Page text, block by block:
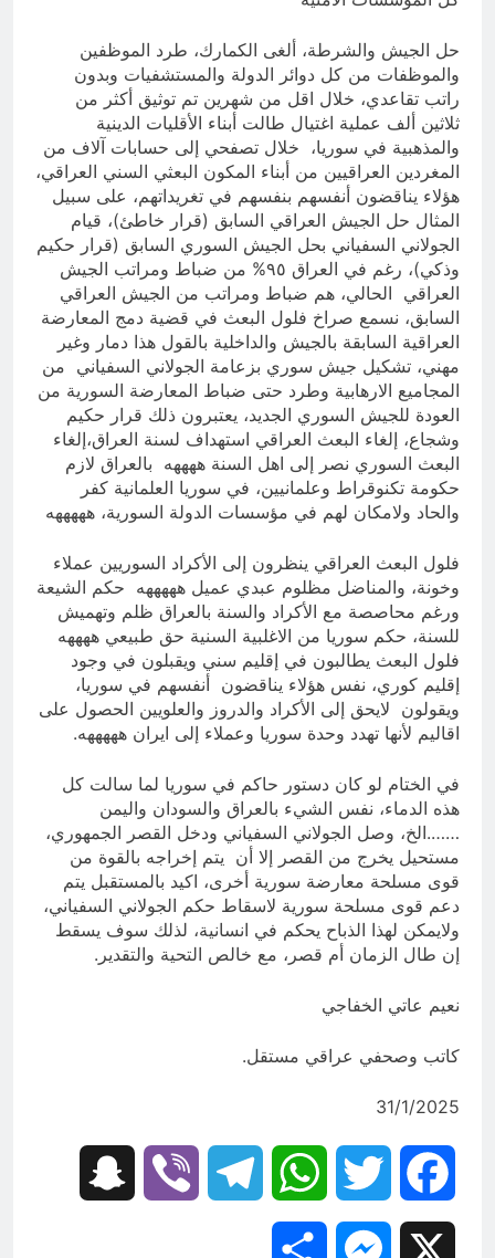
حل الجيش والشرطة، ألغى الكمارك، طرد الموظفين
والموظفات من كل دوائر الدولة والمستشفيات وبدون
راتب تقاعدي، خلال اقل من شهرين تم توثيق أكثر من
ثلاثين ألف عملية اغتيال طالت أبناء الأقليات الدينية
والمذهبية في سوريا، خلال تصفحي إلى حسابات آلاف من
المغردين العراقيين من أبناء المكون البعثي السني العراقي،
هؤلاء يناقضون أنفسهم بنفسهم في تغريداتهم، على سبيل
المثال حل الجيش العراقي السابق (قرار خاطئ)، قيام
الجولاني السفياني بحل الجيش السوري السابق (قرار حكيم
وذكي)، رغم في العراق ٩٥% من ضباط ومراتب الجيش
العراقي الحالي، هم ضباط ومراتب من الجيش العراقي
السابق، نسمع صراخ فلول البعث في قضية دمج المعارضة
العراقية السابقة بالجيش والداخلية بالقول هذا دمار وغير
مهني، تشكيل جيش سوري بزعامة الجولاني السفياني من
المجاميع الارهابية وطرد حتى ضباط المعارضة السورية من
العودة للجيش السوري الجديد، يعتبرون ذلك قرار حكيم
وشجاع، إلغاء البعث العراقي استهداف لسنة العراق،إلغاء
البعث السوري نصر إلى اهل السنة ههههه بالعراق لازم
حكومة تكنوقراط وعلمانيين، في سوريا العلمانية كفر
والحاد ولامكان لهم في مؤسسات الدولة السورية، هههههه
فلول البعث العراقي ينظرون إلى الأكراد السوريين عملاء
وخونة، والمناضل مظلوم عبدي عميل هههههه حكم الشيعة
ورغم محاصصة مع الأكراد والسنة بالعراق ظلم وتهميش
للسنة، حكم سوريا من الاغلبية السنية حق طبيعي ههههه
فلول البعث يطالبون في إقليم سني ويقبلون في وجود
إقليم كوري، نفس هؤلاء يناقضون أنفسهم في سوريا،
ويقولون لايحق إلى الأكراد والدروز والعلويين الحصول على
اقاليم لأنها تهدد وحدة سوريا وعملاء إلى ايران هههههه.
في الختام لو كان دستور حاكم في سوريا لما سالت كل
هذه الدماء، نفس الشيء بالعراق والسودان واليمن
…….الخ، وصل الجولاني السفياني ودخل القصر الجمهوري،
مستحيل يخرج من القصر إلا أن يتم إخراجه بالقوة من
قوى مسلحة معارضة سورية أخرى، اكيد بالمستقبل يتم
دعم قوى مسلحة سورية لاسقاط حكم الجولاني السفياني،
ولايمكن لهذا الذباح يحكم في انسانية، لذلك سوف يسقط
إن طال الزمان أم قصر، مع خالص التحية والتقدير.
نعيم عاتي الخفاجي
كاتب وصحفي عراقي مستقل.
31/1/2025
Facebook
Twitter
WhatsApp
Telegram
Viber
Messenger